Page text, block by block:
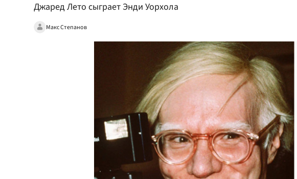
Джаред Лето сыграет Энди Уорхола
Макс Степанов